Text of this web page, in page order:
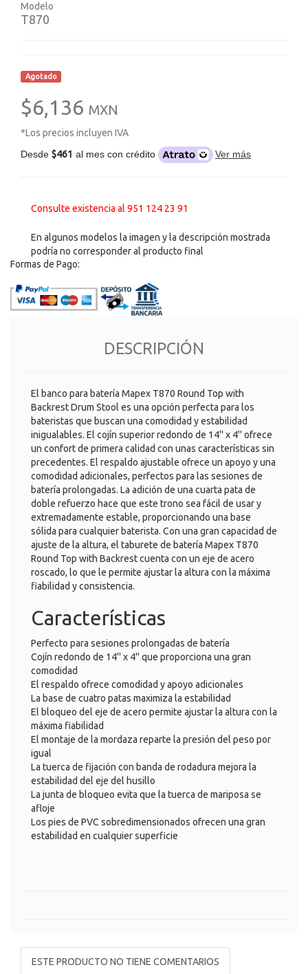
Modelo
T870
Agotado
$6,136 MXN
*Los precios incluyen IVA
Desde $461 al mes con crédito Ver más
Consulte existencia al 951 124 23 91
En algunos modelos la imagen y la descripción mostrada
podría no corresponder al producto final
Formas de Pago:
DESCRIPCIÓN
El banco para batería Mapex T870 Round Top with
Backrest Drum Stool es una opción perfecta para los
bateristas que buscan una comodidad y estabilidad
inigualables. El cojín superior redondo de 14'' x 4'' ofrece
un confort de primera calidad con unas características sin
precedentes. El respaldo ajustable ofrece un apoyo y una
comodidad adicionales, perfectos para las sesiones de
batería prolongadas. La adición de una cuarta pata de
doble refuerzo hace que este trono sea fácil de usar y
extremadamente estable, proporcionando una base
sólida para cualquier baterista. Con una gran capacidad de
ajuste de la altura, el taburete de batería Mapex T870
Round Top with Backrest cuenta con un eje de acero
roscado, lo que le permite ajustar la altura con la máxima
fiabilidad y consistencia.
Características
Perfecto para sesiones prolongadas de batería
Cojín redondo de 14'' x 4'' que proporciona una gran
comodidad
El respaldo ofrece comodidad y apoyo adicionales
La base de cuatro patas maximiza la estabilidad
El bloqueo del eje de acero permite ajustar la altura con la
máxima fiabilidad
El montaje de la mordaza reparte la presión del peso por
igual
La tuerca de fijación con banda de rodadura mejora la
estabilidad del eje del husillo
La junta de bloqueo evita que la tuerca de mariposa se
afloje
Los pies de PVC sobredimensionados ofrecen una gran
estabilidad en cualquier superficie
ESTE PRODUCTO NO TIENE COMENTARIOS